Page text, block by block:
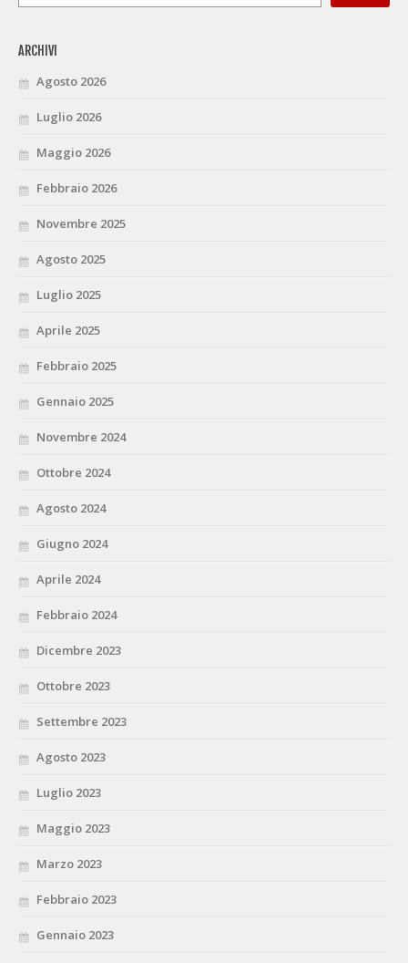
ARCHIVI
Agosto 2026
Luglio 2026
Maggio 2026
Febbraio 2026
Novembre 2025
Agosto 2025
Luglio 2025
Aprile 2025
Febbraio 2025
Gennaio 2025
Novembre 2024
Ottobre 2024
Agosto 2024
Giugno 2024
Aprile 2024
Febbraio 2024
Dicembre 2023
Ottobre 2023
Settembre 2023
Agosto 2023
Luglio 2023
Maggio 2023
Marzo 2023
Febbraio 2023
Gennaio 2023